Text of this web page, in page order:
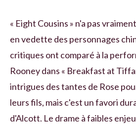
« Eight Cousins » n'a pas
en vedette des personnages
critiques ont comparé à la
Rooney dans « Breakfast at
intrigues des tantes de Rose
leurs fils, mais c'est un favori
d'Alcott. Le drame à faibles